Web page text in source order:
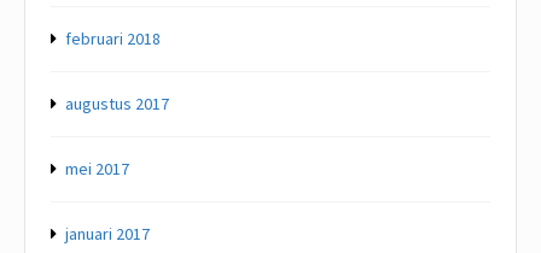
februari 2018
augustus 2017
mei 2017
januari 2017